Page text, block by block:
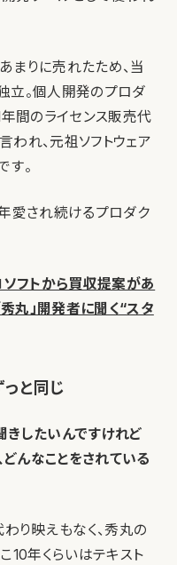
まりに売れたため、当
立。個人開発のプロダ
年間のライセンス販売代
れ、元祖ソフトウェア
す。
愛され続けるプロダク
ソフトから買収提案があ
秀丸」開発者に聞く“スタ
と同じ
したいんですけれど
どんなことをされている
り映えもなく、秀丸の
10年くらいはテキスト